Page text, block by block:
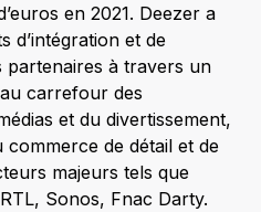
en 2021. Deezer a
d’intégration et de
partenaires à travers un
carrefour des
et du divertissement,
de détail et de
majeurs tels que
Sonos, Fnac Darty.